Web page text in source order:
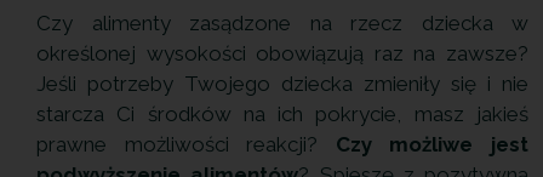
Czy alimenty zasądzone na rzecz dziecka w
określonej wysokości obowiązują raz na zawsze?
Jeśli potrzeby Twojego dziecka zmieniły się i nie
starcza Ci środków na ich pokrycie, masz jakieś
prawne możliwości reakcji? Czy możliwe jest